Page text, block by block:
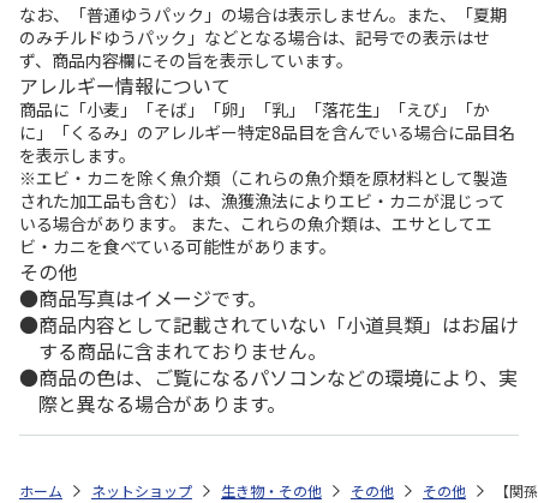
なお、「普通ゆうパック」の場合は表示しません。また、「夏期
のみチルドゆうパック」などとなる場合は、記号での表示はせ
ず、商品内容欄にその旨を表示しています。
アレルギー情報について
商品に「小麦」「そば」「卵」「乳」「落花生」「えび」「か
に」「くるみ」のアレルギー特定8品目を含んでいる場合に品目名
を表示します。
※エビ・カニを除く魚介類（これらの魚介類を原材料として製造
された加工品も含む）は、漁獲漁法によりエビ・カニが混じって
いる場合があります。 また、これらの魚介類は、エサとしてエ
ビ・カニを食べている可能性があります。
その他
商品写真はイメージです。
商品内容として記載されていない「小道具類」はお届け
する商品に含まれておりません。
商品の色は、ご覧になるパソコンなどの環境により、実
際と異なる場合があります。
ホーム ネットショップ 生き物・その他 その他 その他 【関